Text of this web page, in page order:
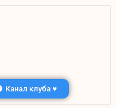
Канал клуба ♥